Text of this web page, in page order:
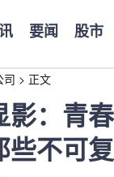
要闻 股市
司 > 正文
影：青
些不可